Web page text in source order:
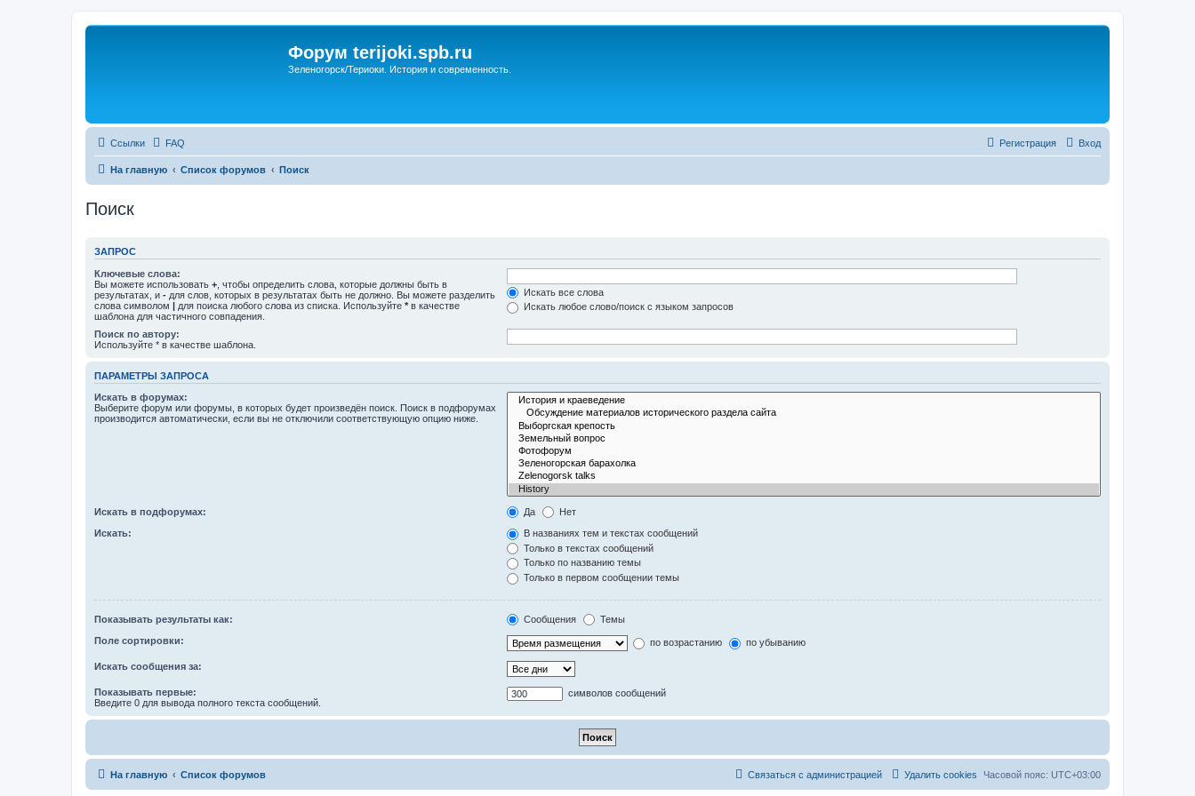
Форум terijoki.spb.ru
Зеленогорск/Териоки. История и современность.
Ссылки FAQ Вход
Регистрация
На главную Список форумов Поиск
Поиск
ЗАПРОС
Ключевые слова:
Вы можете использовать + , чтобы определить слова, которые должны быть в
результатах, и - для слов, которых в результатах быть не должно. Вы можете разделить
слова символом | для поиска любого слова из списка. Используйте * в качестве
шаблона для частичного совпадения.
Искать все слова
Искать любое слово/поиск с языком запросов
Поиск по автору:
Используйте * в качестве шаблона.
ПАРАМЕТРЫ ЗАПРОСА
Искать в форумах:
Выберите форум или форумы, в которых будет произведён поиск. Поиск в подфорумах
производится автоматически, если вы не отключили соответствующую опцию ниже.
Искать в подфорумах: Да Нет
Искать:
В названиях тем и текстах сообщений
Только в текстах сообщений
Только по названию темы
Только в первом сообщении темы
Показывать результаты как: Сообщения Темы
Поле сортировки: по возрастанию по убыванию
Искать сообщения за:
Показывать первые:
Введите 0 для вывода полного текста сообщений.
символов сообщений
На главную Список форумов Часовой пояс: UTC+03:00
Удалить cookies
Связаться с администрацией